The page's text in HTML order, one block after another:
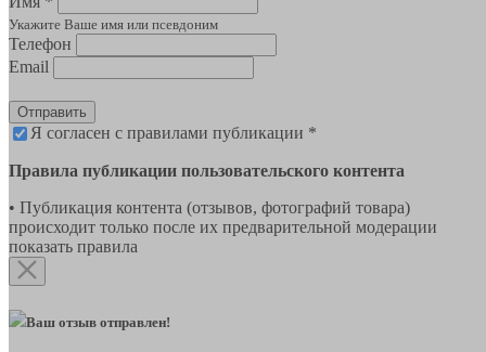
Укажите Ваше имя или псевдоним
Телефон
Email
Отправить
Я согласен с правилами публикации *
Правила публикации пользовательского контента
• Публикация контента (отзывов, фотографий товара)
происходит только после их предварительной модерации
показать правила
Ваш отзыв отправлен!